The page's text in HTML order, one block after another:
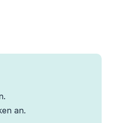
an.